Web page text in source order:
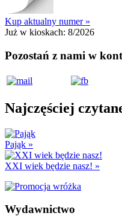
Kup aktualny numer »
Już w kioskach: 8/2026
Pozostań z nami w
Najczęściej
Pająk »
XXI wiek będzie nasz! »
Wydawnictwo